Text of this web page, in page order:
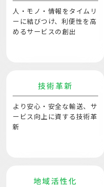
人・モノ・情報をタイムリ
ーに結びつけ、利便性を高
めるサービスの創出
技術革新
より安心・安全な輸送、サ
ービス向上に資する技術革
新
地域活性化